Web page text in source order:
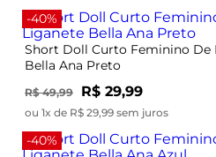
-40%
Short Doll Curto Feminino De
Bella Ana Preto
R$ 49,99 R$ 29,99
ou 1x de R$ 29,99 sem juros
-40%